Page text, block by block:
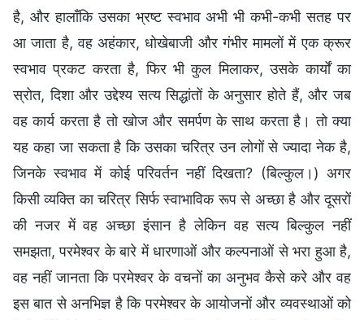
है, और हालाँकि उसका भ्रष्ट स्वभाव अभी भी कभी-कभी सतह पर
आ जाता है, वह अहंकार, धोखेबाजी और गंभीर मामलों में एक क्रूर
स्वभाव प्रकट करता है, फिर भी कुल मिलाकर, उसके कार्यों का
स्रोत, दिशा और उद्देश्य सत्य सिद्धांतों के अनुसार होते हैं, और जब
वह कार्य करता है तो खोज और समर्पण के साथ करता है। तो क्या
यह कहा जा सकता है कि उसका चरित्र उन लोगों से ज्यादा नेक है,
जिनके स्वभाव में कोई परिवर्तन नहीं दिखता? (बिल्कुल।) अगर
किसी व्यक्ति का चरित्र सिर्फ स्वाभाविक रूप से अच्छा है और दूसरों
की नजर में वह अच्छा इंसान है लेकिन वह सत्य बिल्कुल नहीं
समझता, परमेश्वर के बारे में धारणाओं और कल्पनाओं से भरा हुआ है,
वह नहीं जानता कि परमेश्वर के वचनों का अनुभव कैसे करे और वह
इस बात से अनभिज्ञ है कि परमेश्वर के आयोजनों और व्यवस्थाओं को